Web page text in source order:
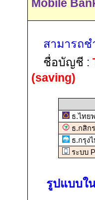
Mobile
สามารถช
ชื่อบัญชี :
(saving)
ธ.ไทย
ธ.กสิก
ธ.กรุง
ระบบ
รูปแบบใ